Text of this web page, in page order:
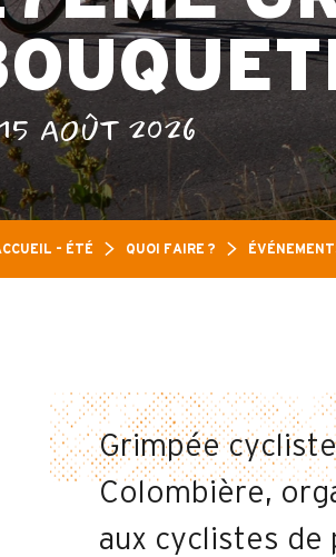
AOÛT 2026
– ÉTÉ QUOI FAIRE ?
Grimpée
Colombière,
aux cyclistes de